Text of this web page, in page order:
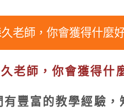
老師，你會獲得什麼
老師，你會獲得什
豐富的教學經驗